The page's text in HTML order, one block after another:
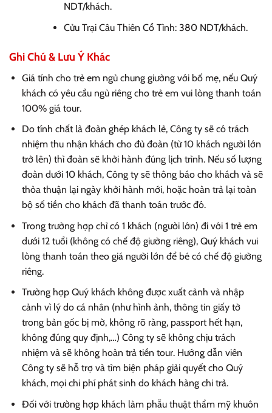
NDT/khách.
Cửu Trại Câu Thiên Cổ Tình: 380 NDT/khách.
Ghi Chú & Lưu Ý Khác
Giá tính cho trẻ em ngủ chung giường với bố mẹ, nếu Quý
khách có yêu cầu ngủ riêng cho trẻ em vui lòng thanh toán
100% giá tour.
Do tính chất là đoàn ghép khách lẻ, Công ty sẽ có trách
nhiệm thu nhận khách cho đủ đoàn (từ 10 khách người lớn
trở lên) thì đoàn sẽ khởi hành đúng lịch trình. Nếu số lượng
đoàn dưới 10 khách, Công ty sẽ thông báo cho khách và sẽ
thỏa thuận lại ngày khởi hành mới, hoặc hoàn trả lại toàn
bộ số tiền cho khách đã thanh toán trước đó.
Trong trường hợp chỉ có 1 khách (người lớn) đi với 1 trẻ em
dưới 12 tuổi (không có chế độ giường riêng), Quý khách vui
lòng thanh toán theo giá người lớn để bé có chế độ giường
riêng.
Trường hợp Quý khách không được xuất cảnh và nhập
cảnh vì lý do cá nhân (như hình ảnh, thông tin giấy tờ
trong bản gốc bị mờ, không rõ ràng, passport hết hạn,
không đúng quy định,…) Công ty sẽ không chịu trách
nhiệm và sẽ không hoàn trả tiền tour. Hướng dẫn viên
Công ty sẽ hỗ trợ và tìm biện pháp giải quyết cho Quý
khách, mọi chi phí phát sinh do khách hàng chi trả.
Đối với trường hợp khách làm phẫu thuật thẩm mỹ khuôn